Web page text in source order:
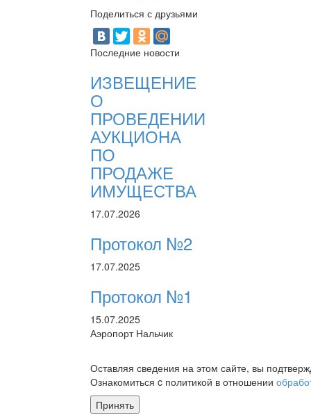
Поделиться с друзьями
Последние новости
ИЗВЕЩЕНИЕ
О
ПРОВЕДЕНИИ
АУКЦИОНА
ПО
ПРОДАЖЕ
ИМУЩЕСТВА
17.07.2026
Протокол №2
17.07.2025
Протокол №1
15.07.2025
Аэропорт Нальчик
Оставляя сведения на этом сайте, вы
Ознакомиться c политикой в отношении
Принять